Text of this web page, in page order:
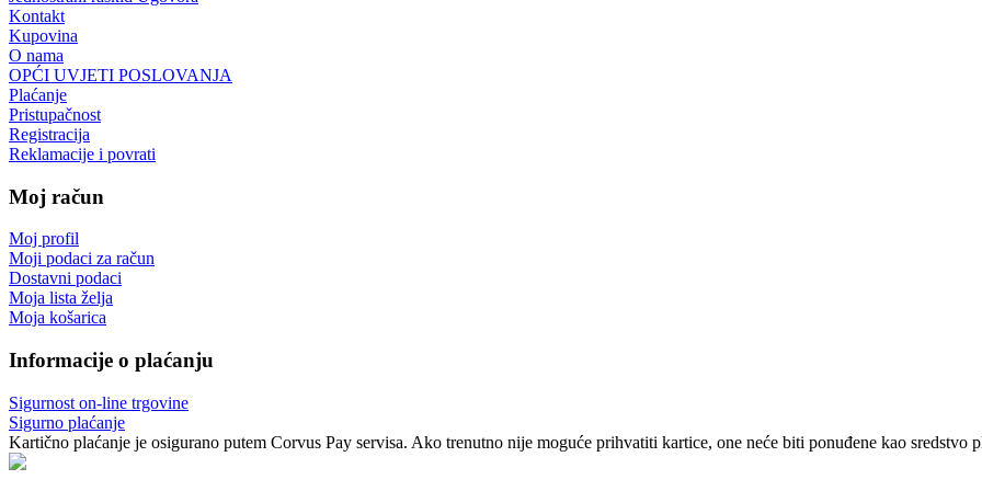
Kontakt
Kupovina
O nama
OPĆI UVJETI POSLOVANJA
Plaćanje
Pristupačnost
Registracija
Reklamacije i povrati
Moj račun
Moj profil
Moji podaci za račun
Dostavni podaci
Moja lista želja
Moja košarica
Informacije o plaćanju
Sigurnost on-line trgovine
Sigurno plaćanje
Kartično plaćanje je osigurano putem Corvus Pay servisa. Ako trenutno nije moguće prihvatiti kartice, one neće biti ponuđene kao sredstvo